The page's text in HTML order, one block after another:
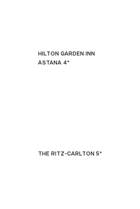
HILTON GARDEN INN
ASTANA 4*
THE RITZ-CARLTON 5*